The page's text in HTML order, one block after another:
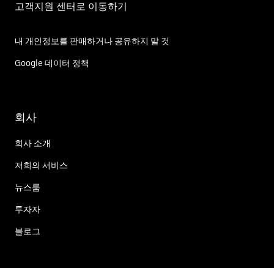
고객지원 센터로 이동하기
내 개인정보를 판매하거나 공유하지 말 것
Google 데이터 정책
회사
회사 소개
저희의 서비스
뉴스룸
투자자
블로그